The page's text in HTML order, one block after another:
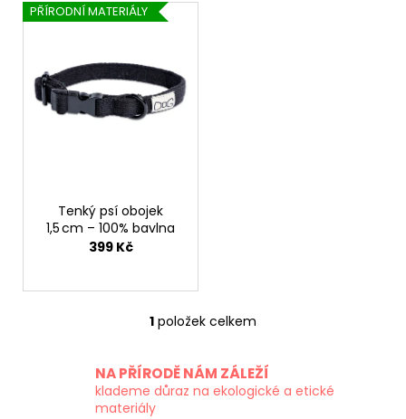
V
ý
ů
PŘÍRODNÍ MATERIÁLY
Tenký psí obojek
1,5 cm – 100% bavlna
399 Kč
O
l
á
1 položek celkem
NA PŘÍRODĚ NÁM ZÁLEŽÍ
klademe důraz na ekologické a etické
materiály